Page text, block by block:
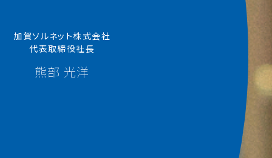
加賀ソルネット株式会社
代表取締役社長
熊部 光洋